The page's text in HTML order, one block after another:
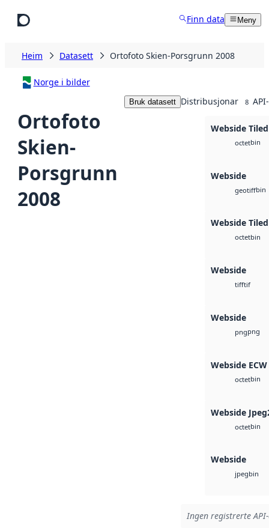
Finn data Meny
Heim Datasett Ortofoto Skien-Porsgrunn 2008
Norge i bilder
Ortofoto
Skien-
Porsgrunn
2008
Bruk datasett Distribusjonar 8
Webside
octetbin
Webside
geotiffbin
Webside
octetbin
Webside
tifftif
Webside
pngpng
Webside ECW
octetbin
Webside
octetbin
Webside
jpegbin
Ingen registrerte